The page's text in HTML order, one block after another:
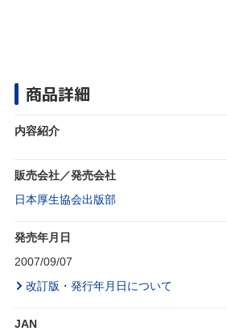
商品詳細
内容紹介
販売会社／発売会社
日本厚生協会出版部
発売年月日
2007/09/07
改訂版・発行年月日について
JAN